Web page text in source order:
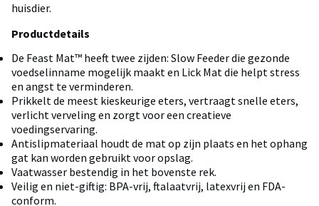
huisdier.
Productdetails
De Feast Mat™ heeft twee zijden: Slow Feeder die gezonde
voedselinname mogelijk maakt en Lick Mat die helpt stress
en angst te verminderen.
Prikkelt de meest kieskeurige eters, vertraagt snelle eters,
verlicht verveling en zorgt voor een creatieve
voedingservaring.
Antislipmateriaal houdt de mat op zijn plaats en het ophang
gat kan worden gebruikt voor opslag.
Vaatwasser bestendig in het bovenste rek.
Veilig en niet-giftig: BPA-vrij, ftalaatvrij, latexvrij en FDA-
conform.